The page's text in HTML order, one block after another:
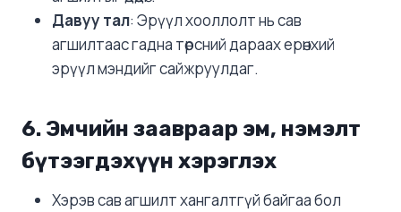
Давуу тал: Эрүүл хооллолт нь сав
агшилтаас гадна төрсний дараах ерөнхий
эрүүл мэндийг сайжруулдаг.
6. Эмчийн заавраар эм, нэмэлт
бүтээгдэхүүн хэрэглэх
Хэрэв сав агшилт хангалтгүй байгаа бол